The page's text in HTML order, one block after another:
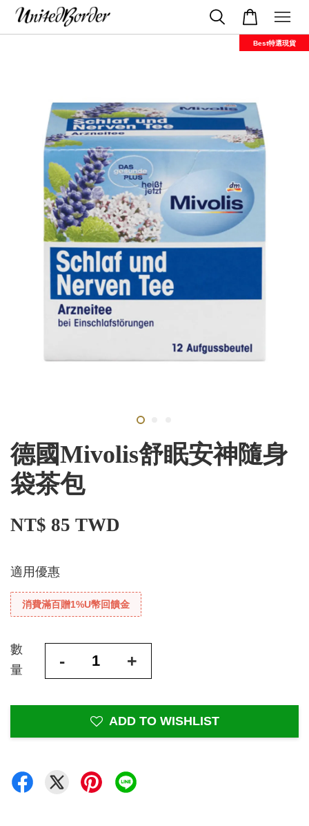
Best特選現貨
德國Mivolis舒眠安神隨身
袋茶包
NT$ 85 TWD
適用優惠
消費滿百贈1%U幣回饋金
數
量
- +
ADD TO WISHLIST